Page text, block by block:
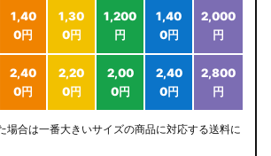
1,40
0円
1,30
0円
1,200
円
1,40
0円
2,000
円
2,40
0円
2,20
0円
2,00
0円
2,40
0円
2,800
円
場合は一番大きいサイズの商品に対応する送料に